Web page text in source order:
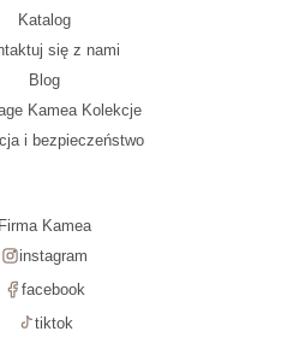
Katalog
się z nami
Blog
Kamea Kolekcje
i bezpieczeństwo
Firma Kamea
instagram
facebook
tiktok